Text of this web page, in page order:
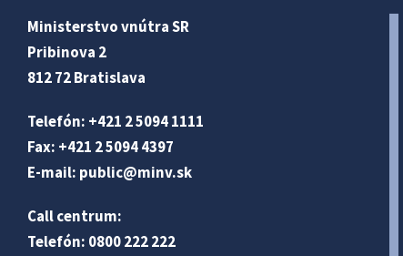
Ministerstvo vnútra SR
Pribinova 2
812 72 Bratislava
Telefón: +421 2 5094 1111
Fax: +421 2 5094 4397
E-mail: public@minv.sk
Call centrum:
Telefón: 0800 222 222